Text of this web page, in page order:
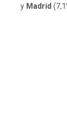
y Madrid